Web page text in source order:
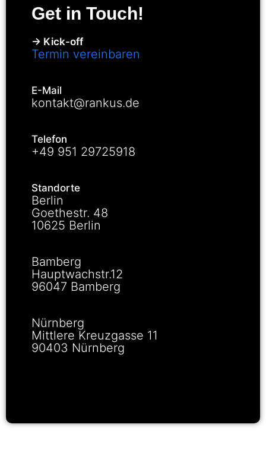
Get in Touch!
→ Kick-off
Termin vereinbaren
E-Mail
kontakt@rankus.de
Telefon
+49 951 29725918
Standorte
Berlin
Goethestr. 48
10625 Berlin
Bamberg
Hauptwachstr.12
96047 Bamberg
Nürnberg
Mittlere Kreuzgasse 11
90403 Nürnberg